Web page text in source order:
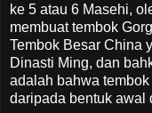
ke 5 atau 6 Masehi,
membuat tembok
Tembok Besar China
Dinasti Ming, dan
adalah bahwa
daripada bentuk awal